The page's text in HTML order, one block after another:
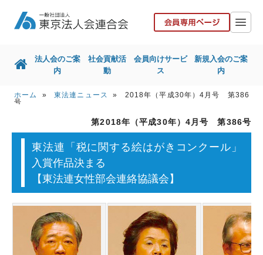
ホーム 法人会のご案内
会員向けサービス
新規入会のご案内 国税局との取組
東京都との取組 その他取組
協力会社の皆様へ
法人会のご案
内
社会貢献活
動
会員向けサービ
ス
新規入会のご案
内
ホーム »東法連ニュース
» 2018年（平成30年）4月号 第386
号
第2018年（平成30年）4月号 第386号
東法連「税に関する絵はがきコンクール」
入賞作品決まる
【東法連女性部会連絡協議会】